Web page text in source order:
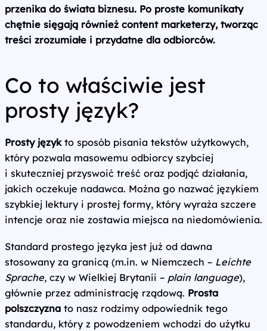
przenika do świata biznesu. Po proste komunikaty
chętnie sięgają również content marketerzy, tworząc
treści zrozumiałe i przydatne dla odbiorców.
Co to właściwie jest
prosty język?
Prosty językto sposób pisania tekstów użytkowych,
który pozwala masowemu odbiorcy szybciej
i skuteczniej przyswoić treść oraz podjąć działania,
jakich oczekuje nadawca. Można go nazwać językiem
szybkiej lektury i prostej formy, który wyraża szczere
intencje oraz nie zostawia miejsca na niedomówienia.
Standard prostego języka jest już od dawna
stosowany za granicą (m.in. w Niemczech – Leichte
Sprache, czy w Wielkiej Brytanii – plain language),
głównie przez administrację rządową. Prosta
polszczyzna to nasz rodzimy odpowiednik tego
standardu, który z powodzeniem wchodzi do użytku